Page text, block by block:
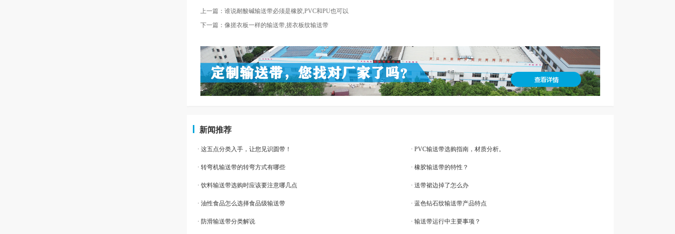
上一篇：谁说耐酸碱输送带必须是橡胶,PVC和PU也可以
下一篇：像搓衣板一样的输送带,搓衣板纹输送带
新闻推荐
· 这五点分类入手，让您见识圆带！ · PVC输送带选购指南，材质分析。
· 转弯机输送带的转弯方式有哪些 · 橡胶输送带的特性？
· 饮料输送带选购时应该要注意哪几点 · 送带裙边掉了怎么办
· 油性食品怎么选择食品级输送带 · 蓝色钻石纹输送带产品特点
· 防滑输送带分类解说 · 输送带运行中主要事项？